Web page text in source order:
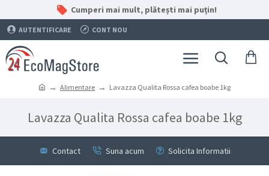
Cumperi mai mult, plătești mai puțin!
AUTENTIFICARE CONT NOU
Alimentare Lavazza Qualita Rossa cafea boabe 1kg
Lavazza Qualita Rossa cafea boabe 1kg
Contact Suna acum Solicita Informatii